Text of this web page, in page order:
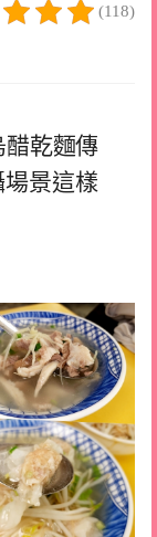
(118)
醋乾麵傳
景這樣